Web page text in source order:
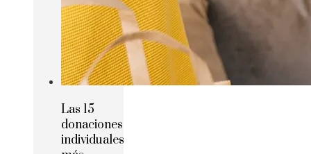
Las 15
donaciones
individuales